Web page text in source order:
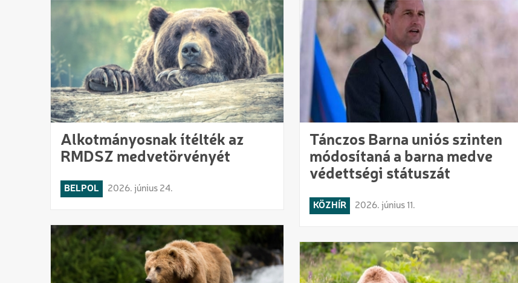
Alkotmányosnak ítélték az
RMDSZ medvetörvényét
BELPOL 2026. június 24.
Tánczos Barna uniós szinten
módosítaná a barna medve
védettségi státuszát
KÖZHÍR 2026. június 11.